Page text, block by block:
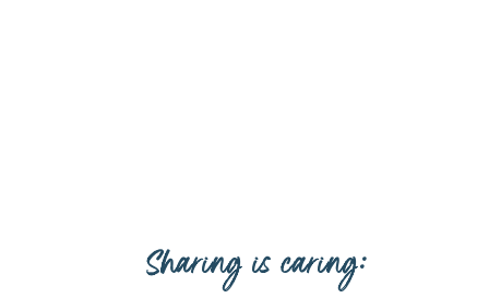
Sharing is caring: